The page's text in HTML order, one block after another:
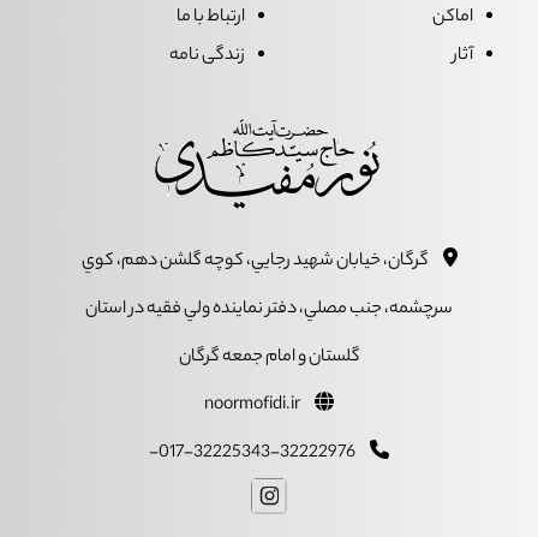
اماکن
آثار
ارتباط با ما
زندگی نامه
گرگان، خيابان شهيد رجايي، کوچه گلشن دهم، کوي
سرچشمه، جنب مصلي، دفتر نماينده ولي فقيه در استان
گلستان و امام جمعه گرگان